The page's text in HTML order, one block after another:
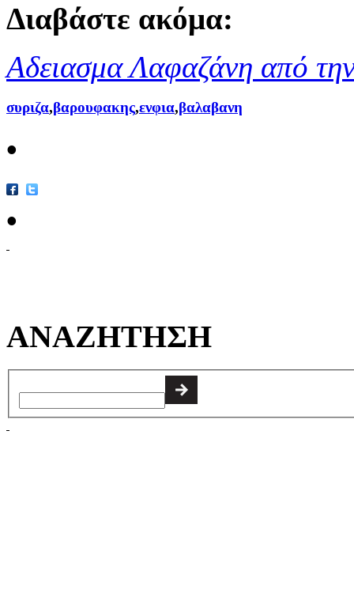
Διαβάστε ακόμα:
Αδειασμα Λαφαζάνη από
συριζα,βαρουφακης,ενφια,βαλαβανη
•
•
ΑΝΑΖΗΤΗΣΗ